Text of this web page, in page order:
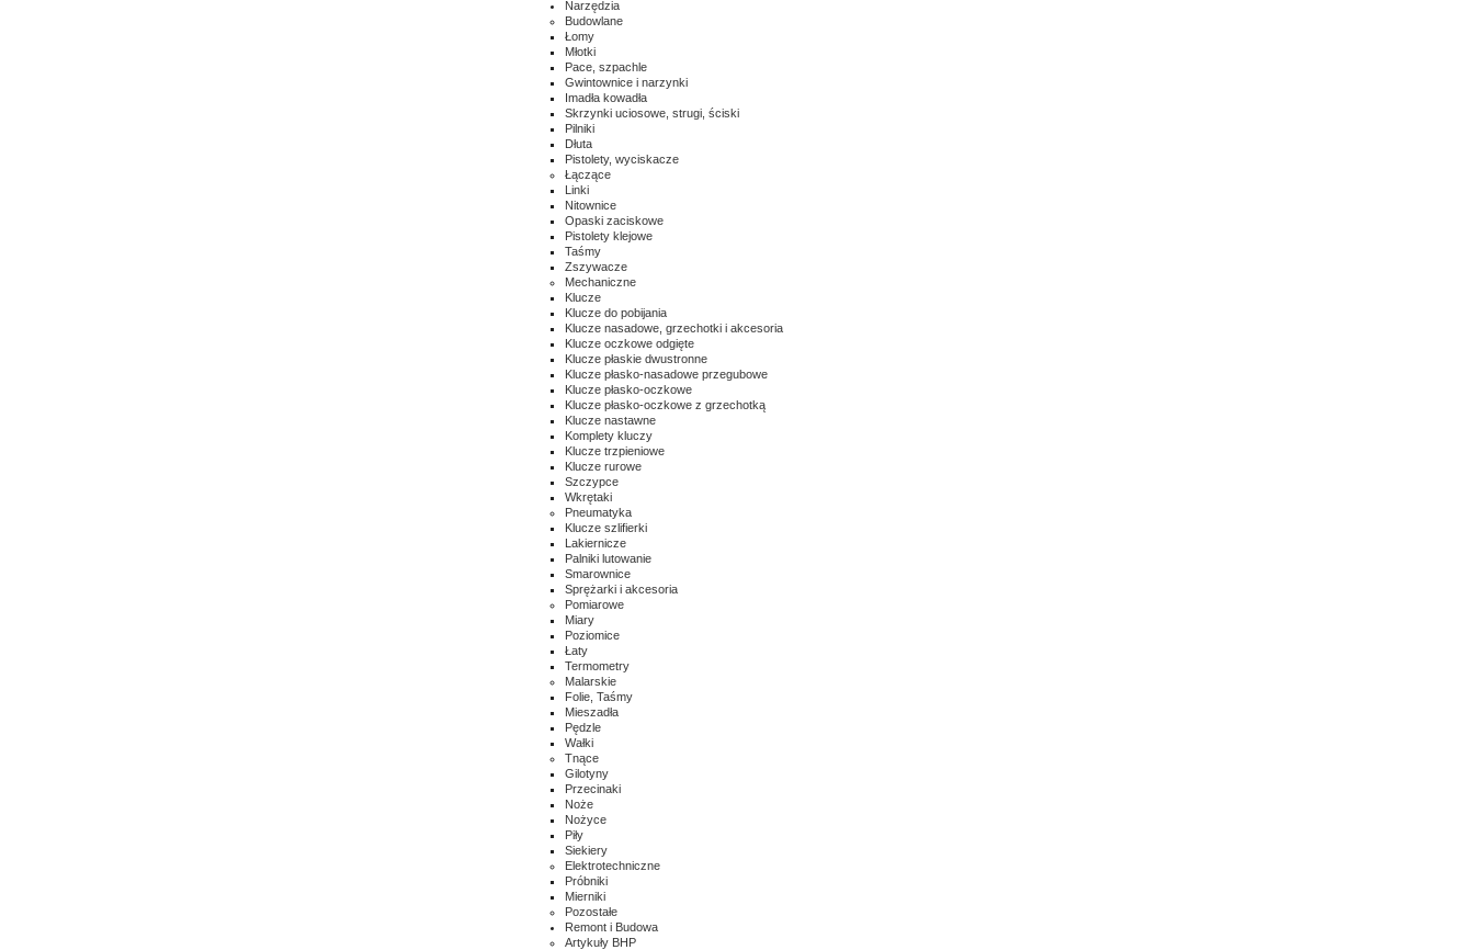
Narzędzia
Budowlane
Łomy
Młotki
Pace, szpachle
Gwintownice i narzynki
Imadła kowadła
Skrzynki uciosowe, strugi, ściski
Pilniki
Dłuta
Pistolety, wyciskacze
Łączące
Linki
Nitownice
Opaski zaciskowe
Pistolety klejowe
Taśmy
Zszywacze
Mechaniczne
Klucze
Klucze do pobijania
Klucze nasadowe, grzechotki i akcesoria
Klucze oczkowe odgięte
Klucze płaskie dwustronne
Klucze płasko-nasadowe przegubowe
Klucze płasko-oczkowe
Klucze płasko-oczkowe z grzechotką
Klucze nastawne
Komplety kluczy
Klucze trzpieniowe
Klucze rurowe
Szczypce
Wkrętaki
Pneumatyka
Klucze szlifierki
Lakiernicze
Palniki lutowanie
Smarownice
Sprężarki i akcesoria
Pomiarowe
Miary
Poziomice
Łaty
Termometry
Malarskie
Folie, Taśmy
Mieszadła
Pędzle
Wałki
Tnące
Gilotyny
Przecinaki
Noże
Nożyce
Piły
Siekiery
Elektrotechniczne
Próbniki
Mierniki
Pozostałe
Remont i Budowa
Artykuły BHP